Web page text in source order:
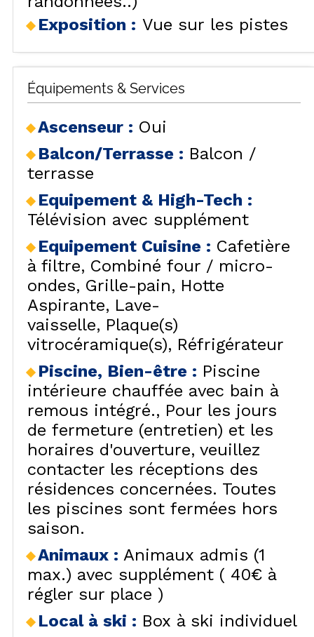
Exposition : Vue sur les pistes
Équipements & Services
Ascenseur : Oui
Balcon/Terrasse : Balcon /
terrasse
Equipement & High-Tech :
Télévision avec supplément
Equipement Cuisine : Cafetière
à filtre Combiné four / micro-
ondes Grille-pain
Hotte
Aspirante
Lave-
vaisselle
Plaque(s)
vitrocéramique(s)
Réfrigérateur
Piscine, Bien-être : Piscine
intérieure chauffée avec bain à
remous intégré.
Pour les jours
de fermeture (entretien) et les
horaires d'ouverture, veuillez
contacter les réceptions des
résidences concernées. Toutes
les piscines sont fermées hors
saison.
Animaux : Animaux admis (1
max.) avec supplément ( 40€ à
régler sur place )
Local à ski : Box à ski individuel